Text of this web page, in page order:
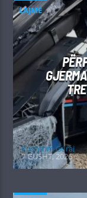
LAJME
Kushtrim Guraj
7 GUSHT, 2026